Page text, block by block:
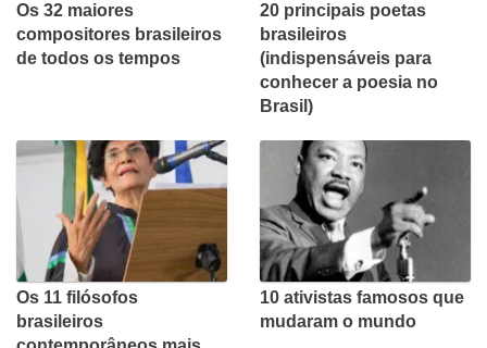
Os 32 maiores
compositores brasileiros
de todos os tempos
20 principais poetas
brasileiros
(indispensáveis para
conhecer a poesia no
Brasil)
Os 11 filósofos
brasileiros
10 ativistas famosos que
mudaram o mundo